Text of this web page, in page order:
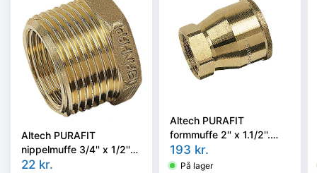
Altech PURAFIT
nippelmuffe 3/4'' x 1/2''
Siliciumbronze. Blyfri.
22 kr.
Altech PURAFIT
formmuffe 2'' x 1.1/2''.
Siliciumbronze. Blyfri.
193 kr.
På lager